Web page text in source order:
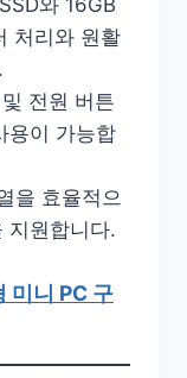
와 16GB
처리와 원활
전원 버튼
용이 가능합
을 효율적으
지원합니다.
미니 PC 구